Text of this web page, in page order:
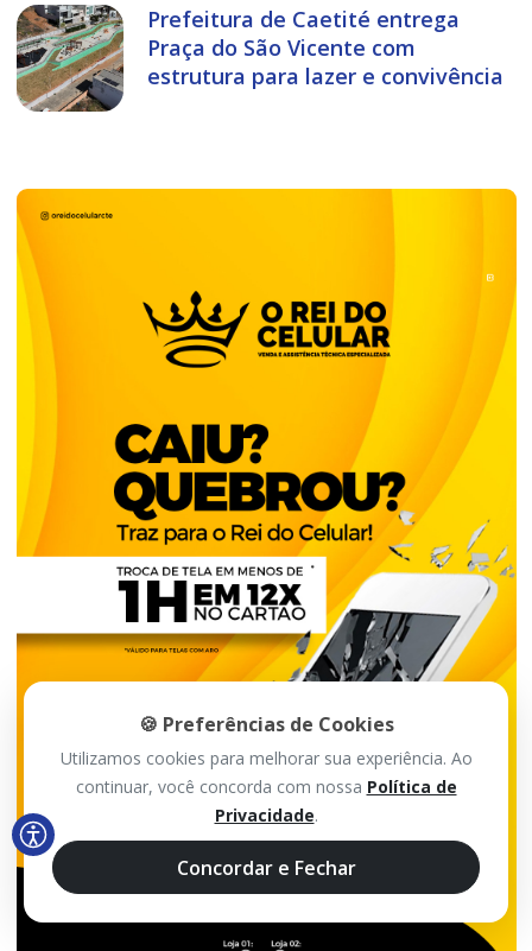
Prefeitura de Caetité entrega
Praça do São Vicente com
estrutura para lazer e convivência
🍪 Preferências de Cookies
Utilizamos cookies para melhorar sua experiência. Ao
continuar, você concorda com nossa Política de
Privacidade.
Concordar e Fechar